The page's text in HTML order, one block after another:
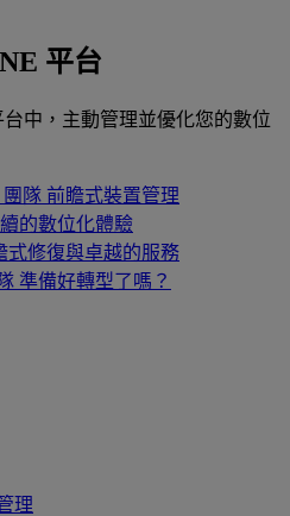
平台
中，主動管理並優化您的數位
隊 前瞻式裝置管理
的數位化體驗
式修復與卓越的服務
準備好轉型了嗎？
理